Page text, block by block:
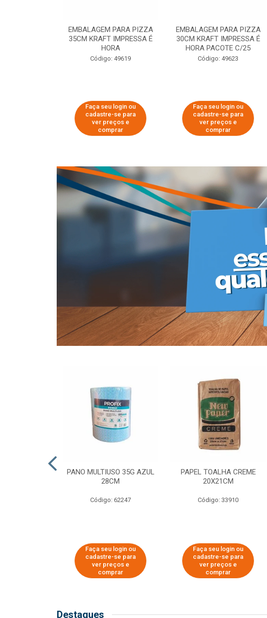
EMBALAGEM PARA PIZZA
35CM KRAFT IMPRESSA É
HORA
Código: 49619
Faça seu login ou
cadastre-se para
ver preços e
comprar
EMBALAGEM PARA PIZZA
30CM KRAFT IMPRESSA É
HORA PACOTE C/25
Código: 49623
Faça seu login ou
cadastre-se para
ver preços e
comprar
PANO MULTIUSO 35G AZUL
28CM
Código: 62247
Faça seu login ou
cadastre-se para
ver preços e
comprar
PAPEL TOALHA CREME
20X21CM
Código: 33910
Faça seu login ou
cadastre-se para
ver preços e
comprar
Destaques